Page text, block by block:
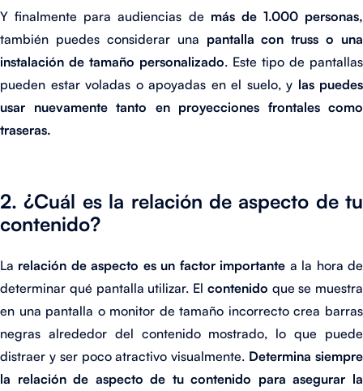
Y finalmente para audiencias de más de 1.000 personas,
también puedes considerar una pantalla con truss o una
instalación de tamaño personalizado. Este tipo de pantallas
pueden estar voladas o apoyadas en el suelo, y las puedes
usar nuevamente tanto en proyecciones frontales como
traseras.
2. ¿Cuál es la relación de aspecto de tu
contenido?
La relación de aspecto es un factor importante a la hora de
determinar qué pantalla utilizar. El contenido que se muestra
en una pantalla o monitor de tamaño incorrecto crea barras
negras alrededor del contenido mostrado, lo que puede
distraer y ser poco atractivo visualmente. Determina siempre
la relación de aspecto de tu contenido para asegurar la